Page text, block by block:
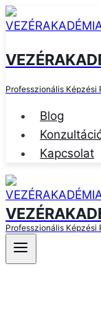
Skip
to
content
Professzionális Képzési
Blog
Kapcsolat
Professzionális Képzési